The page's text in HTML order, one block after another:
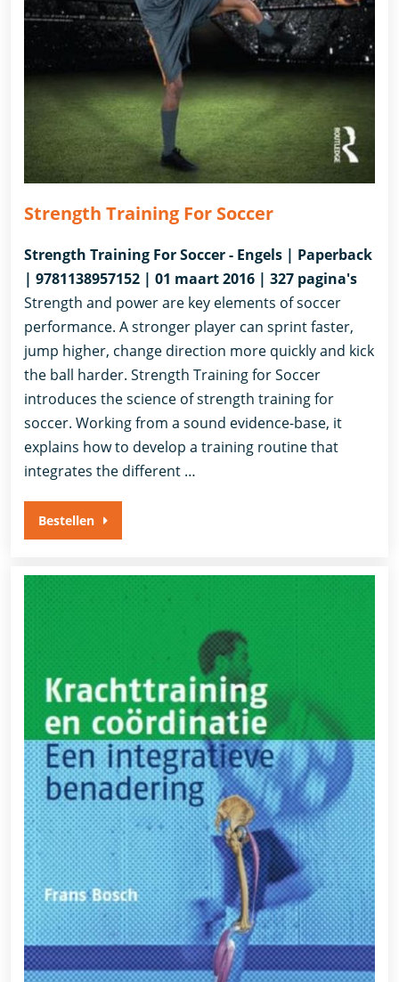
Strength Training For Soccer
Strength Training For Soccer - Engels | Paperback
| 9781138957152 | 01 maart 2016 | 327 pagina's
Strength and power are key elements of soccer
performance. A stronger player can sprint faster,
jump higher, change direction more quickly and kick
the ball harder. Strength Training for Soccer
introduces the science of strength training for
soccer. Working from a sound evidence-base, it
explains how to develop a training routine that
integrates the different …
Bestellen